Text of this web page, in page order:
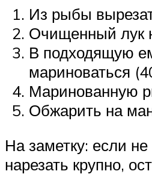
Из рыбы
Очищенный лук
В подходящую
мариноваться
Маринованную
Обжарить на
На заметку: если
нарезать крупно,